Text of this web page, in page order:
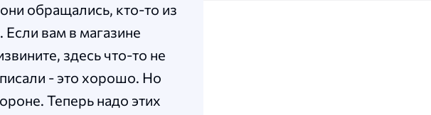
обращались, кто-то из
вам в магазине
здесь что-то не
- это хорошо. Но
Теперь надо этих